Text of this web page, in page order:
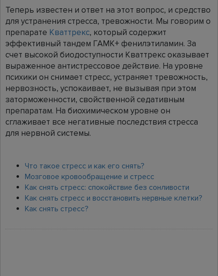
Теперь известен и ответ на этот вопрос, и средство
для устранения стресса, тревожности. Мы говорим о
препарате Кваттрекс, который содержит
эффективный тандем ГАМК+ фенилэтиламин. За
счет высокой биодоступности Кваттрекс оказывает
выраженное антистрессовое действие. На уровне
психики он снимает стресс, устраняет тревожность,
нервозность, успокаивает, не вызывая при этом
заторможенности, свойственной седативным
препаратам. На биохимическом уровне он
сглаживает все негативные последствия стресса
для нервной системы.
Что такое стресс и как его снять?
Мозговое кровообращение и стресс
Как снять стресс: спокойствие без сонливости
Как снять стресс и восстановить нервные клетки?
Как снять стресс?